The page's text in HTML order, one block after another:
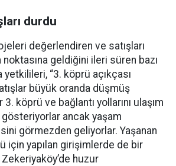
durdu
değerlendiren ve satışları
geldiğini ileri süren bazı
“3. köprü açıkçası
büyük oranda düşmüş
köprü ve bağlantı yollarını ulaşım
gösteriyorlar ancak yaşam
görmezden geliyorlar. Yaşanan
için yapılan girişimlerde de bir
Zekeriyaköy’de huzur